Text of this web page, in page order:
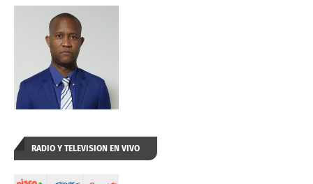
RADIO Y TELEVISION EN VIVO